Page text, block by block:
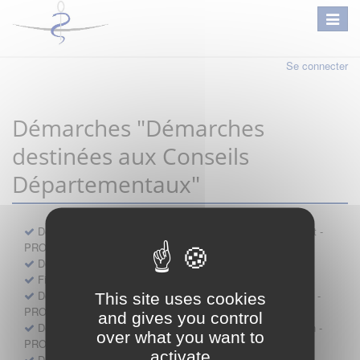
This site uses cookies
and gives you control
over what you want to
activate
Se connecter
Démarches "Démarches
destinées aux Conseils
Départementaux"
Déclaration préalable d'ouverture d'un lieu d'exercice distinct -
PROFESSIONNEL
Demande d'exemption de garde - PROFESSIONNEL
Fiche de signalement d'agression
Demande d’autorisation de se faire assister par un médecin -
PROFESSIONNEL
Demande d'autorisation de tenue de cabinet par un médecin -
PROFESSIONNEL